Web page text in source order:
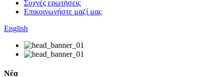
Συχνές ερωτήσεις
Επικοινωνήστε μαζί μας
English
Νέα